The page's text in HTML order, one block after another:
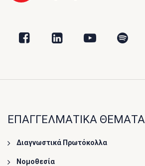
ΕΠΑΓΓΕΛΜΑΤΙΚΑ ΘΕΜΑΤΑ
Διαγνωστικά Πρωτόκολλα
Νομοθεσία